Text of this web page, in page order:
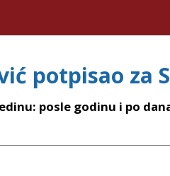
potpisao za
posle godinu i po